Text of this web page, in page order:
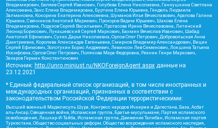
Владимирович, Беляев Сергей Иванович, Голубева Елена Николаевна, Ганнушкина Светлана
Алексеевна, Закс Елена Владимировна, Буртина Елена Юрьевна, Гендель Людмила
Залмановна, Кокорина Екатерина Алексеевна, Шуманов Илья Вячеславович, Арапова Галина
Юрьевна, Свечников Анатолий Мариевич, Прохоров Вадим Юрьевич, Шахова Елена
Владимировна, Подузов Сергей Васильевич, Протасова Ирина Вячеславовна, Литинский
Леонид Борисович, Лукашевский Сергей Маркович, Бахмин Вячеслав Иванович, Шабад
Анатолий Ефимович, Сухих Дарья Николаевна, Орлов Олег Петрович, Добровольская Анна
Дмитриевна, Королева Александра Евгеньевна, Смирнов Владимир Александрович, Вицин
Сергей Ефимович, Золотухин Борис Андреевич, Левинсон Лев Семенович, Локшина Татьяна
Иосифовна, Орлов Олег Петрович, Полякова Мара Федоровна, Резник Генри Маркович,
Захаров Герман Константинович
Источник: http://unro.minjust.ru/NKOForeignAgent.aspx данные на
23.12.2021
* Единый федеральный список организаций, в том числе иностранных и
международных организаций, признанных в соответствии с
законодательством Российской Федерации террористическими:
Высший военный Маджлисуль Шура, Конгресс народов Ичкерии и Дагестана, База, Асбат
аль-Ансар, Священная война, Исламская группа, Братья-мусульмане, Партия исламского
освобождения, Лашкар-И-Тайба, Исламская группа, Движение Талибан, Исламская партия
Туркестана, Общество социальных реформ, Общество возрождения исламского наследия,